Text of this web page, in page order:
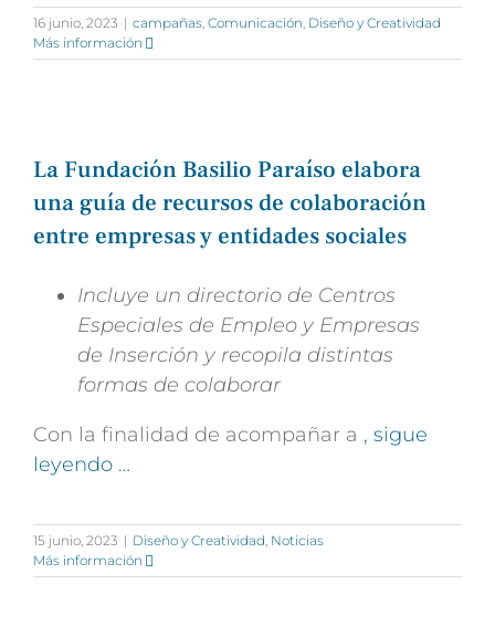
16 junio, 2023 | campañas, Comunicación, Diseño y Creatividad
Más información
La Fundación Basilio Paraíso elabora
una guía de recursos de colaboración
entre empresas y entidades sociales
Incluye un directorio de Centros
Especiales de Empleo y Empresas
de Inserción y recopila distintas
formas de colaborar
Con la finalidad de acompañar a , sigue
leyendo …
15 junio, 2023 | Diseño y Creatividad, Noticias
Más información